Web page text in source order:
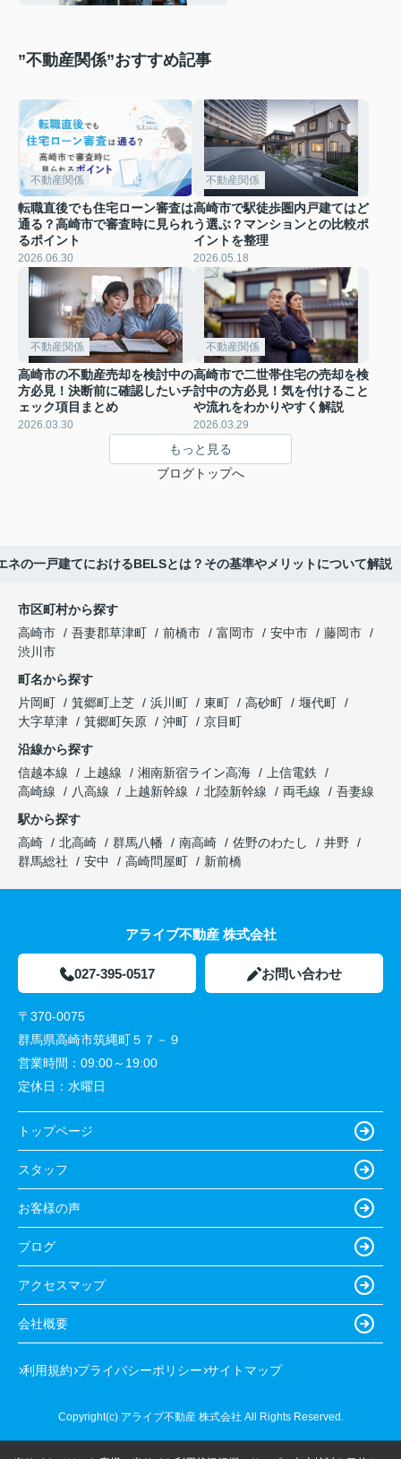
”不動産関係”おすすめ記事
不動産関係
転職直後でも住宅ローン審査は
通る？高崎市で審査時に見られ
るポイント
2026.06.30
不動産関係
高崎市で駅徒歩圏内戸建てはど
う選ぶ？マンションとの比較ポ
イントを整理
2026.05.18
不動産関係
高崎市の不動産売却を検討中の
方必見！決断前に確認したいチ
ェック項目まとめ
2026.03.30
不動産関係
高崎市で二世帯住宅の売却を検
討中の方必見！気を付けること
や流れをわかりやすく解説
2026.03.29
もっと見る
ブログトップへ
ネの一戸建てにおけるBELSとは？その基準やメリットについて解説
市区町村から探す
高崎市
吾妻郡草津町 前橋市 富岡市 安中市
藤岡市
渋川市
町名から探す
片岡町
箕郷町上芝 浜川町 東町 高砂町
堰代町
大字草津
箕郷町矢原 沖町
京目町
沿線から探す
信越本線
上越線 湘南新宿ライン高海
上信電鉄
高崎線
八高線 上越新幹線 北陸新幹線 両毛線
吾妻線
駅から探す
高崎
北高崎 群馬八幡 南高崎 佐野のわたし
井野
群馬総社
安中 高崎問屋町 新前橋
アライブ不動産 株式会社
027-395-0517 お問い合わせ
〒370-0075
群馬県高崎市筑縄町５７－９
営業時間： 09:00～19:00
定休日： 水曜日
トップページ
スタッフ
お客様の声
ブログ
アクセスマップ
会社概要
利用規約 プライバシーポリシー サイトマップ
Copyright(c) アライブ不動産 株式会社 All Rights Reserved.